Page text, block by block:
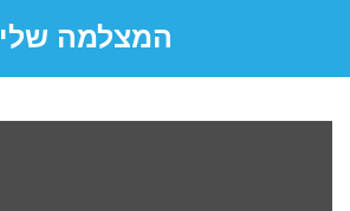
המצלמה שלי